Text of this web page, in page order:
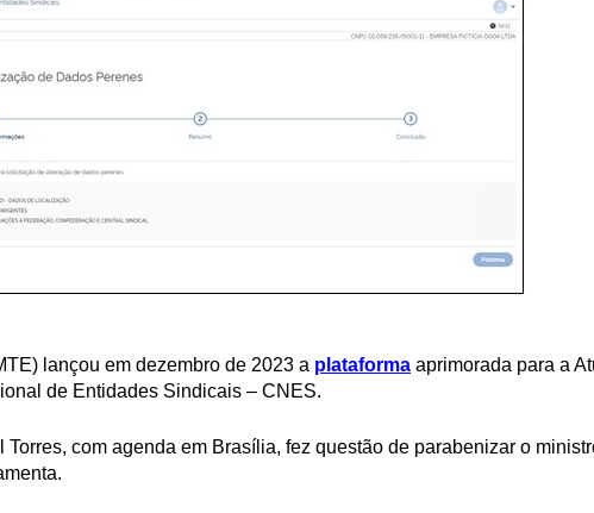
lançou em dezembro de 2023 a plataforma aprimorada para a
de Entidades Sindicais – CNES.
com agenda em Brasília, fez questão de parabenizar o